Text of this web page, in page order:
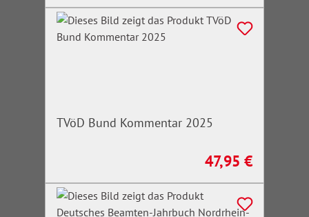
TVöD Bund Kommentar 2025
Regulärer Preis:
47,95 €